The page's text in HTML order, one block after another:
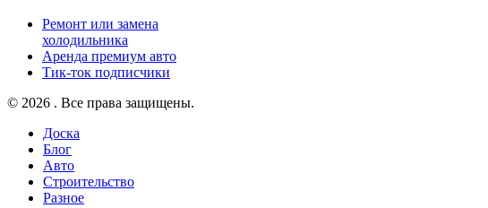
Ремонт или замена
холодильника
Аренда премиум авто
Тик-ток подписчики
© 2026 . Все права защищены.
Доска
Блог
Авто
Строительство
Разное